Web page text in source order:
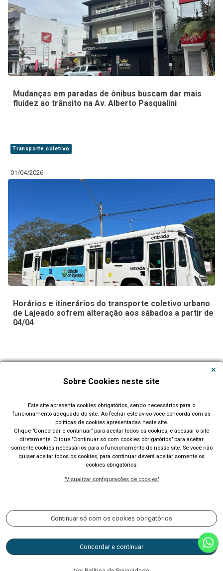
Mudanças em paradas de ônibus buscam dar mais
fluidez ao trânsito na Av. Alberto Pasqualini
Transporte coletivo
01/04/2026
Horários e itinerários do transporte coletivo urbano
de Lajeado sofrem alteração aos sábados a partir de
04/04
Todas as Notícias
Sobre Cookies neste site
Este site apresenta cookies obrigatórios, sendo necessários para o
funcionamento adequado do site. Ao fechar este aviso você concorda com as
políticas de cookies apresentadas neste site.
Clique "Concordar e continuar" para aceitar todos os cookies, e acessar o site
diretamente. Clique "Continuar só com cookies obrigatórios" para aceitar
somente cookies necessários para o funcionamento do nosso site. Se você não
quiser aceitar todos os cookies, para continuar deverá aceitar somente os
cookies obrigatórios.
"Visualizar configurações de cookies"
Continuar só com os cookies obrigatórios
Concordar e continuar
Prefeitura Municipal de Lajeado (RS)
Rua Cel. Júlio May, 242 - Telefone (51) 3982 1000
CNPJ 87.297.982/0001-03